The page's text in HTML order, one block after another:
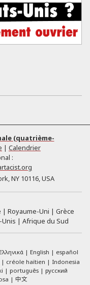
(quatrième-
| Calendrier
:
NY 10116, USA
Royaume-Uni
Grèce
Unis
Afrique du Sud
Ελληνικά English
español
créole haïtien
Indonesia
português
русский
中文